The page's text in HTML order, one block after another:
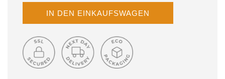
W
I
D
E
IN DEN EINKAUFSWAGEN